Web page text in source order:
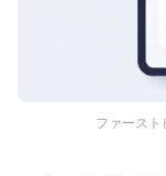
ファース